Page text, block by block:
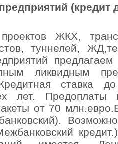
(кредит
ЖКХ,
туннелей,
ликвидным
ставка
лет. Предоплаты
от 70